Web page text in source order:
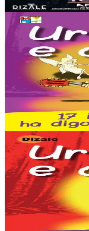
En
2 ans et plus
Épuisé
Dizale
Il était une fois
Ces 17 histoires
contées et illustrées
pour le plus grand
Épuisé
2 ans et plus
Épuisé
Dizale
Il était une fois
Ces 18 histoires
contées et illustrées
pour le plus grand